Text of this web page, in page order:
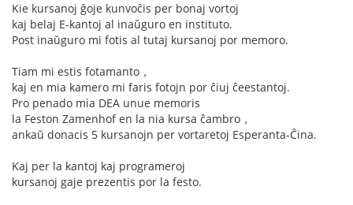
Kie kursanoj ĝoje kunvoĉis per bonaj vortoj
kaj belaj E-kantoj al inaŭguro en instituto.
Post inaŭguro mi fotis al tutaj kursanoj por memoro.
Tiam mi estis fotamanto，
kaj en mia kamero mi faris fotojn por ĉiuj ĉeestantoj.
Pro penado mia DEA unue memoris
la Feston Zamenhof en la nia kursa ĉambro，
ankaŭ donacis 5 kursanojn per vortaretoj Esperanta-Ĉina.
Kaj per la kantoj kaj programeroj
kursanoj gaje prezentis por la festo.